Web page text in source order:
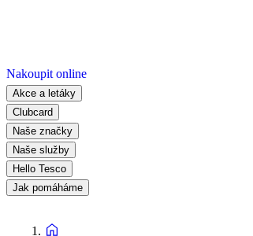
Nakoupit online
Akce a letáky
Clubcard
Naše značky
Naše služby
Hello Tesco
Jak pomáháme